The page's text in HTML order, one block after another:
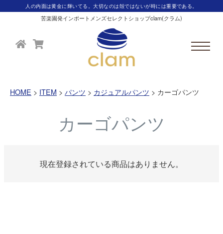
人の内面は黄金に輝いてる。大切なのは殻ではないが時には重要である。
苦楽園発インポートメンズセレクトショップclam(クラム)
HOME ITEM パンツ カジュアルパンツ カーゴパンツ
カーゴパンツ
現在登録されている商品はありません。